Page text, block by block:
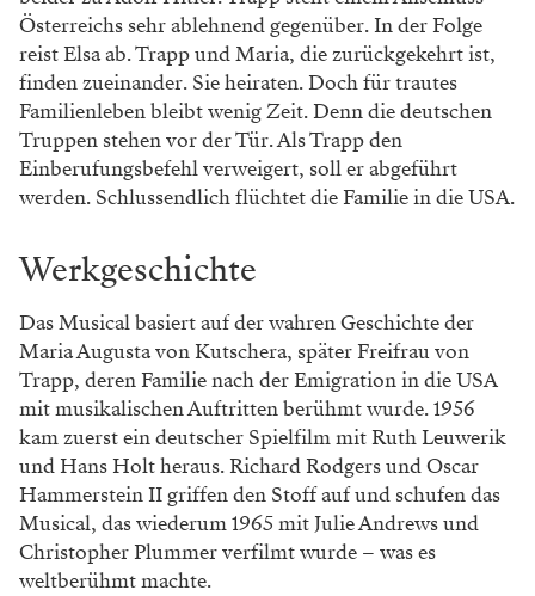
Österreichs sehr ablehnend gegenüber. In der Folge
reist Elsa ab. Trapp und Maria, die zurückgekehrt ist,
finden zueinander. Sie heiraten. Doch für trautes
Familienleben bleibt wenig Zeit. Denn die deutschen
Truppen stehen vor der Tür. Als Trapp den
Einberufungsbefehl verweigert, soll er abgeführt
werden. Schlussendlich flüchtet die Familie in die USA.
Werkgeschichte
Das Musical basiert auf der wahren Geschichte der
Maria Augusta von Kutschera, später Freifrau von
Trapp, deren Familie nach der Emigration in die USA
mit musikalischen Auftritten berühmt wurde. 1956
kam zuerst ein deutscher Spielfilm mit Ruth Leuwerik
und Hans Holt heraus. Richard Rodgers und Oscar
Hammerstein II griffen den Stoff auf und schufen das
Musical, das wiederum 1965 mit Julie Andrews und
Christopher Plummer verfilmt wurde – was es
weltberühmt machte.